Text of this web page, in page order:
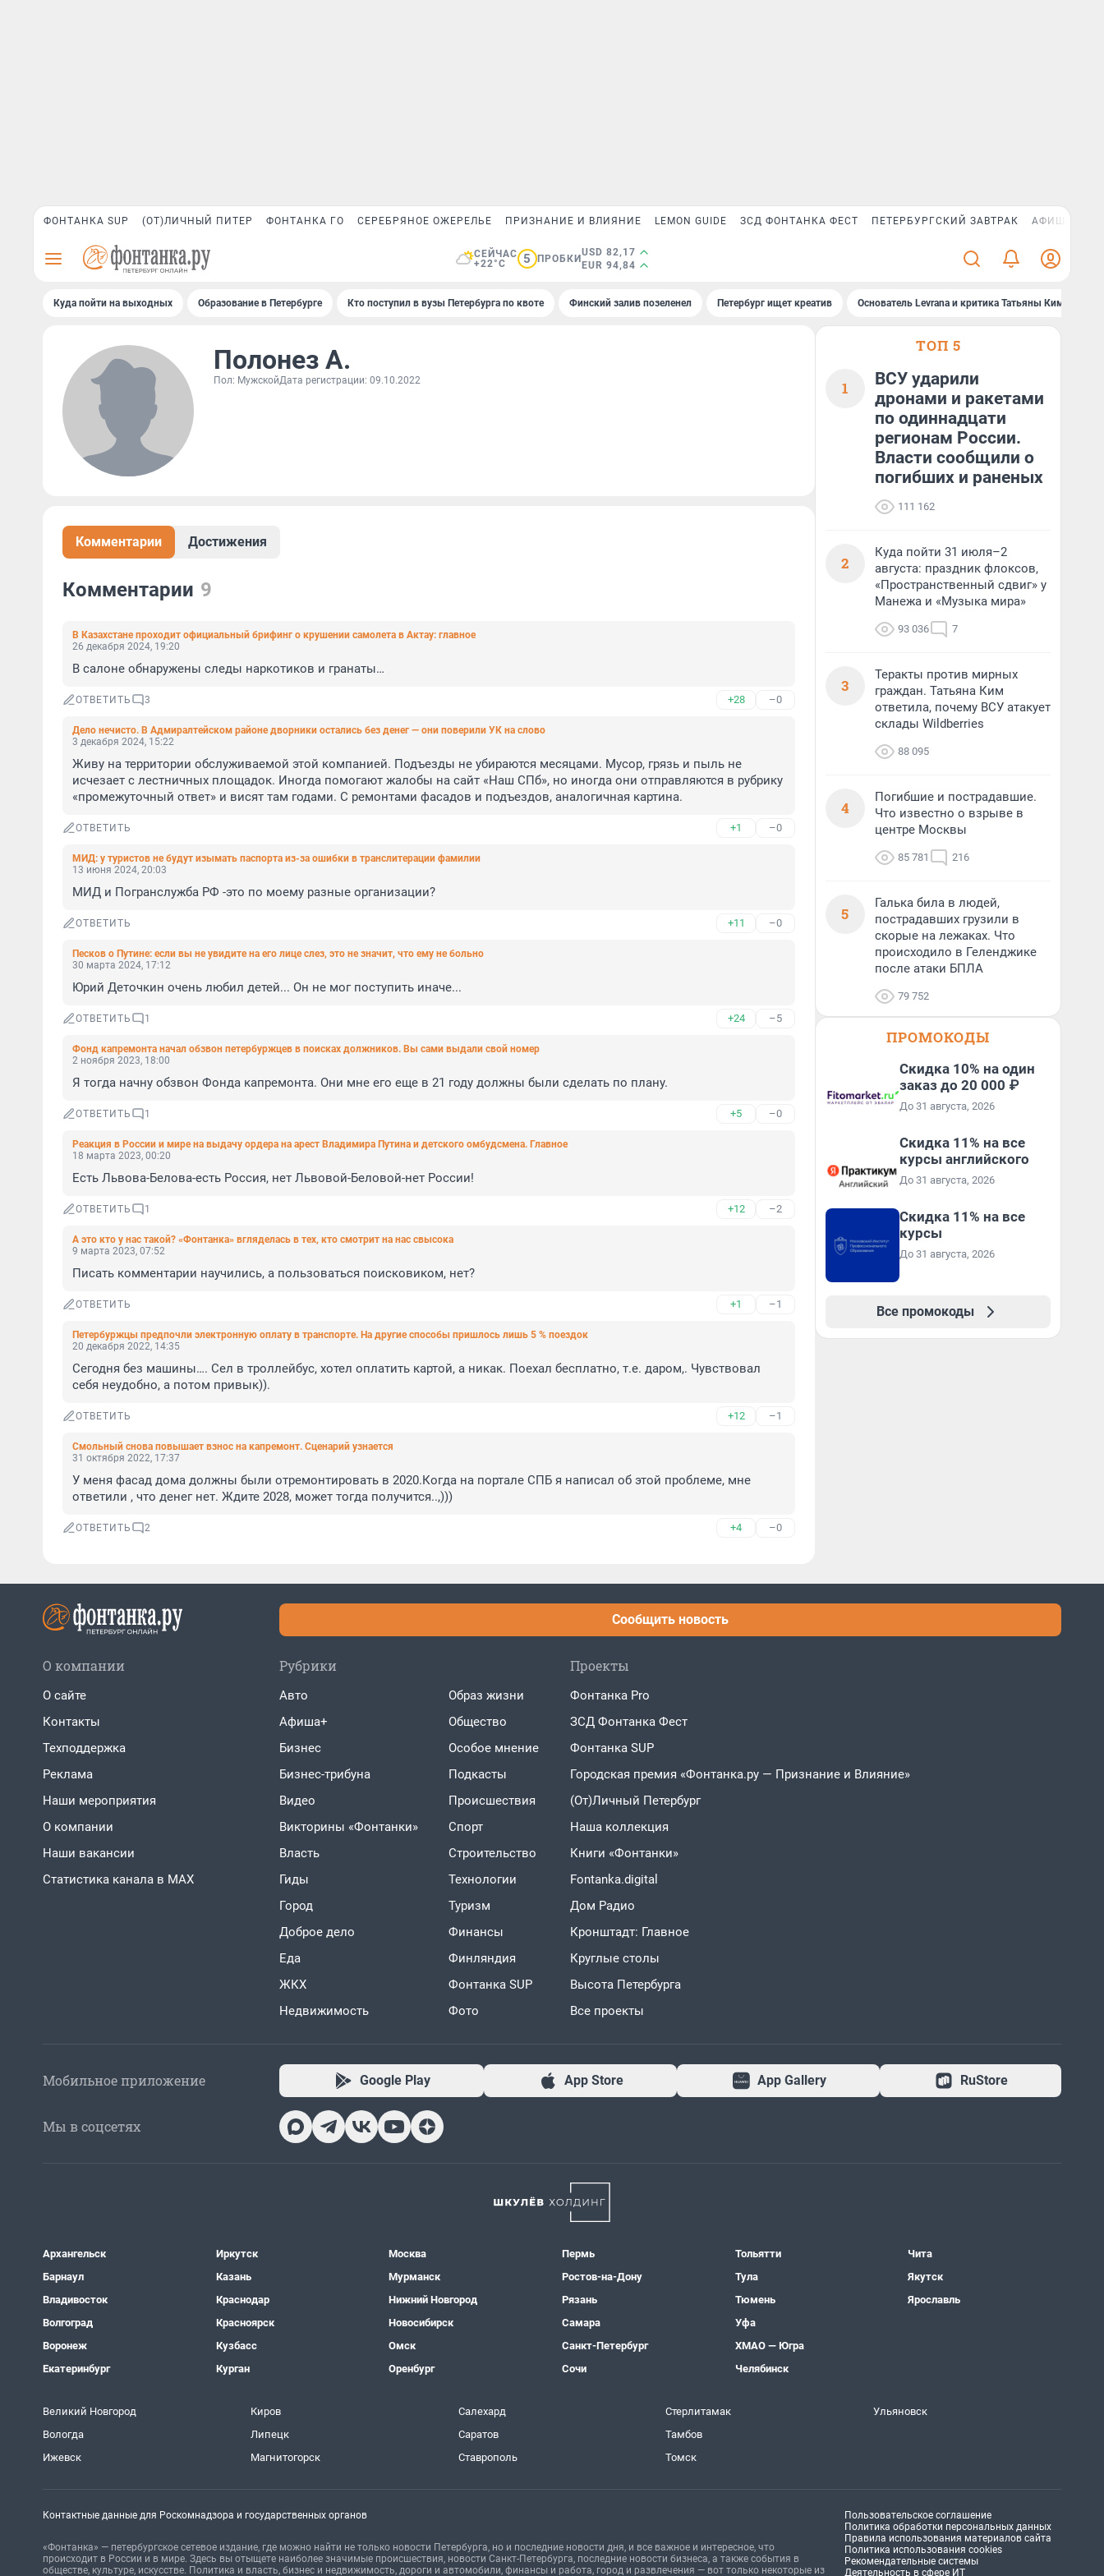
ФОНТАНКА SUP (ОТ)ЛИЧНЫЙ ПИТЕР ФОНТАНКА ГО СЕРЕБРЯНОЕ ОЖЕРЕЛЬЕ ПРИЗНАНИЕ И ВЛИЯНИЕ LEMON GUIDE ЗСД ФОНТАНКА ФЕСТ ПЕТЕРБУРГСКИЙ ЗАВТРАК АФИША PLUS
СЕЙЧАС
+22°C
5 ПРОБКИ
USD 82,17
EUR 94,84
Куда пойти на выходных Образование в Петербурге Кто поступил в вузы Петербурга по квоте Финский залив позеленел Петербург ищет креатив Основатель Levrana и критика Татьяны Ким
Полонез А.
Пол: МужскойДата регистрации: 09.10.2022
Комментарии Достижения
Комментарии 9
В Казахстане проходит официальный брифинг о крушении самолета в Актау: главное
26 декабря 2024, 19:20
В салоне обнаружены следы наркотиков и гранаты…
ОТВЕТИТЬ 3 +28 –0
Дело нечисто. В Адмиралтейском районе дворники остались без денег — они поверили УК на слово
3 декабря 2024, 15:22
Живу на территории обслуживаемой этой компанией. Подъезды не убираются месяцами. Мусор, грязь и пыль не
исчезает с лестничных площадок. Иногда помогают жалобы на сайт «Наш СПб», но иногда они отправляются в рубрику
«промежуточный ответ» и висят там годами. С ремонтами фасадов и подъездов, аналогичная картина.
ОТВЕТИТЬ +1 –0
МИД: у туристов не будут изымать паспорта из-за ошибки в транслитерации фамилии
13 июня 2024, 20:03
МИД и Погранслужба РФ -это по моему разные организации?
ОТВЕТИТЬ +11 –0
Песков о Путине: если вы не увидите на его лице слез, это не значит, что ему не больно
30 марта 2024, 17:12
Юрий Деточкин очень любил детей... Он не мог поступить иначе...
ОТВЕТИТЬ 1 +24 –5
Фонд капремонта начал обзвон петербуржцев в поисках должников. Вы сами выдали свой номер
2 ноября 2023, 18:00
Я тогда начну обзвон Фонда капремонта. Они мне его еще в 21 году должны были сделать по плану.
ОТВЕТИТЬ 1 +5 –0
Реакция в России и мире на выдачу ордера на арест Владимира Путина и детского омбудсмена. Главное
18 марта 2023, 00:20
Есть Львова-Белова-есть Россия, нет Львовой-Беловой-нет России!
ОТВЕТИТЬ 1 +12 –2
А это кто у нас такой? «Фонтанка» вгляделась в тех, кто смотрит на нас свысока
9 марта 2023, 07:52
Писать комментарии научились, а пользоваться поисковиком, нет?
ОТВЕТИТЬ +1 –1
Петербуржцы предпочли электронную оплату в транспорте. На другие способы пришлось лишь 5 % поездок
20 декабря 2022, 14:35
Сегодня без машины…. Сел в троллейбус, хотел оплатить картой, а никак. Поехал бесплатно, т.е. даром,. Чувствовал
себя неудобно, а потом привык)).
ОТВЕТИТЬ +12 –1
Смольный снова повышает взнос на капремонт. Сценарий узнается
31 октября 2022, 17:37
У меня фасад дома должны были отремонтировать в 2020.Когда на портале СПБ я написал об этой проблеме, мне
ответили , что денег нет. Ждите 2028, может тогда получится..,)))
ОТВЕТИТЬ 2 +4 –0
ТОП 5
1
ВСУ ударили
дронами и ракетами
по одиннадцати
регионам России.
Власти сообщили о
погибших и раненых
111 162
2
Куда пойти 31 июля–2
августа: праздник флоксов,
«Пространственный сдвиг» у
Манежа и «Музыка мира»
93 036 7
3
Теракты против мирных
граждан. Татьяна Ким
ответила, почему ВСУ атакует
склады Wildberries
88 095
4
Погибшие и пострадавшие.
Что известно о взрыве в
центре Москвы
85 781 216
5
Галька била в людей,
пострадавших грузили в
скорые на лежаках. Что
происходило в Геленджике
после атаки БПЛА
79 752
ПРОМОКОДЫ
Скидка 10% на один
заказ до 20 000 ₽
До 31 августа, 2026
Скидка 11% на все
курсы английского
До 31 августа, 2026
Скидка 11% на все
курсы
До 31 августа, 2026
Все промокоды
Сообщить новость
О компании
О сайте
Контакты
Техподдержка
Реклама
Наши мероприятия
О компании
Наши вакансии
Статистика канала в MAX
Рубрики
Авто
Афиша+
Бизнес
Бизнес-трибуна
Видео
Викторины «Фонтанки»
Власть
Гиды
Город
Доброе дело
Еда
ЖКХ
Недвижимость
Образ жизни
Общество
Особое мнение
Подкасты
Проиcшествия
Спорт
Строительство
Технологии
Туризм
Финансы
Финляндия
Фонтанка SUP
Фото
Проекты
Фонтанка Pro
ЗСД Фонтанка Фест
Фонтанка SUP
Городская премия «Фонтанка.ру — Признание и Влияние»
(От)Личный Петербург
Наша коллекция
Книги «Фонтанки»
Fontanka.digital
Дом Радио
Кронштадт: Главное
Круглые столы
Высота Петербурга
Все проекты
Мобильное приложение Google Play App Store App Gallery RuStore
Мы в соцсетях
Архангельск
Барнаул
Владивосток
Волгоград
Воронеж
Екатеринбург
Иркутск
Казань
Краснодар
Красноярск
Кузбасс
Курган
Москва
Мурманск
Нижний Новгород
Новосибирск
Омск
Оренбург
Пермь
Ростов-на-Дону
Рязань
Самара
Санкт-Петербург
Сочи
Тольятти
Тула
Тюмень
Уфа
ХМАО — Югра
Челябинск
Чита
Якутск
Ярославль
Великий Новгород
Вологда
Ижевск
Киров
Липецк
Магнитогорск
Салехард
Саратов
Ставрополь
Стерлитамак
Тамбов
Томск
Ульяновск
Контактные данные для Роскомнадзора и государственных органов
«Фонтанка» — петербургское сетевое издание, где можно найти не только новости Петербурга, но и последние новости дня, и все важное и интересное, что
происходит в России и в мире. Здесь вы отыщете наиболее значимые происшествия, новости Санкт-Петербурга, последние новости бизнеса, а также события в
обществе, культуре, искусстве. Политика и власть, бизнес и недвижимость, дороги и автомобили, финансы и работа, город и развлечения — вот только некоторые из
Пользовательское соглашение
Политика обработки персональных данных
Правила использования материалов сайта
Политика использования cookies
Рекомендательные системы
Деятельность в сфере ИТ